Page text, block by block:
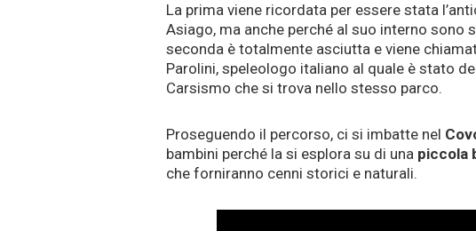
La prima viene ricordata per essere stata
Asiago, ma anche perché al suo interno
seconda è totalmente asciutta e viene
Parolini, speleologo italiano al quale è stato
Carsismo che si trova nello stesso parco.
Proseguendo il percorso, ci si imbatte nel
bambini perché la si esplora su di una piccola
che forniranno cenni storici e naturali.